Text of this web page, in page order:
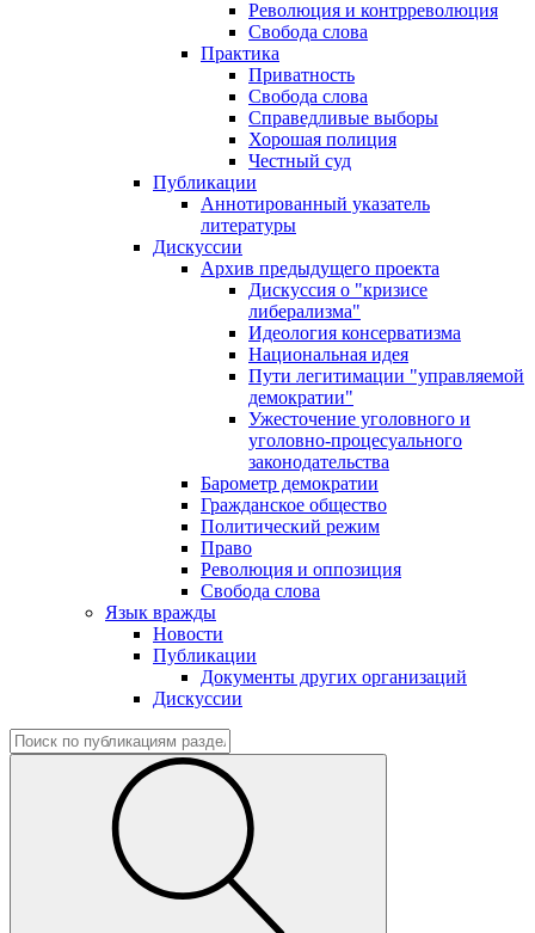
Революция и контрреволюция
Свобода слова
Практика
Приватность
Свобода слова
Справедливые выборы
Хорошая полиция
Честный суд
Публикации
Аннотированный указатель
литературы
Дискуссии
Архив предыдущего проекта
Дискуссия о "кризисе
либерализма"
Идеология консерватизма
Национальная идея
Пути легитимации "управляемой
демократии"
Ужесточение уголовного и
уголовно-процесуального
законодательства
Барометр демократии
Гражданское общество
Политический режим
Право
Революция и оппозиция
Свобода слова
Язык вражды
Новости
Публикации
Документы других организаций
Дискуссии